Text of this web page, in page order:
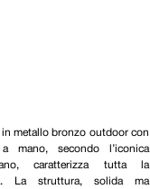
in metallo bronzo outdoor con
mano, secondo l’iconica
caratterizza tutta la
La struttura, solida ma